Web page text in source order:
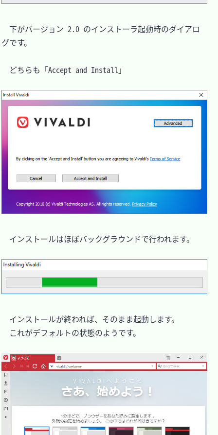
下がバージョン 2.0 のインストーラ起動時のダイアロ
グです。
どちらも「Accept and Install」
インストールはほぼバックグラウンドで行われます。
インストールが終われば、そのまま起動します。
これがデフォルトの状態のようです。